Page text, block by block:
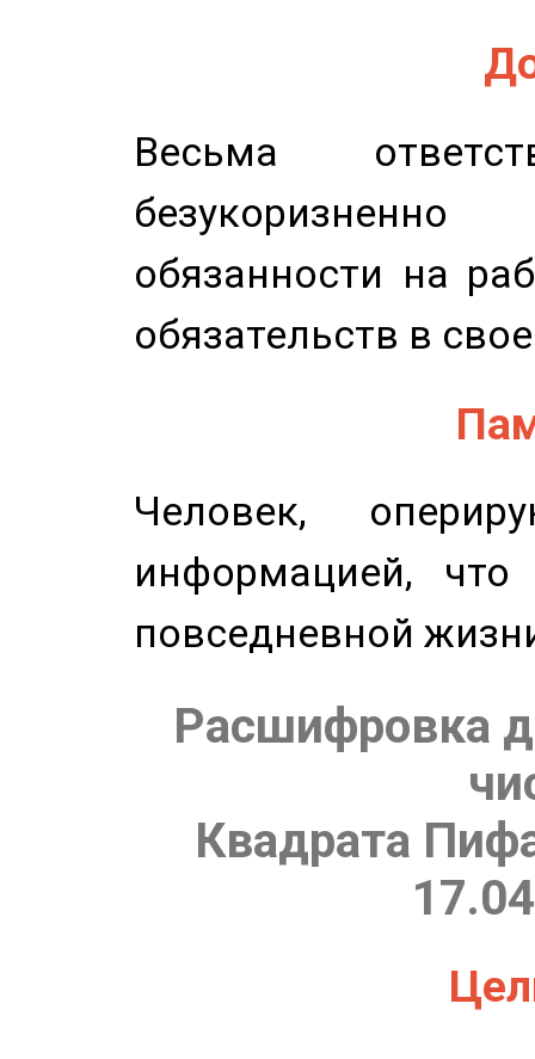
Весьма
обязанности на
обязательств в
Человек,
информацией,
повседневной
Расшифровка
Квадрата